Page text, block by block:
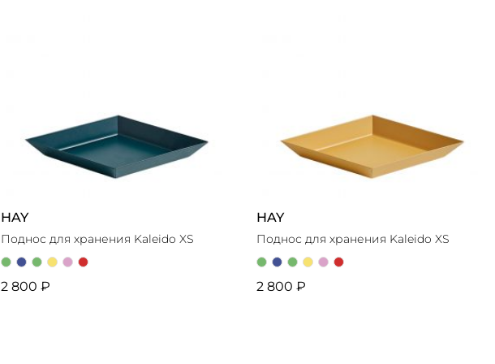
HAY
Поднос для хранения Kaleido XS
2 800 ₽
HAY
Поднос для хранения Kaleido XS
2 800 ₽